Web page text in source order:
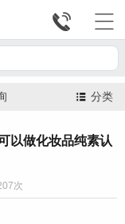


分类
以做化妆品纯素认
次